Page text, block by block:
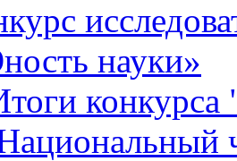
науки»